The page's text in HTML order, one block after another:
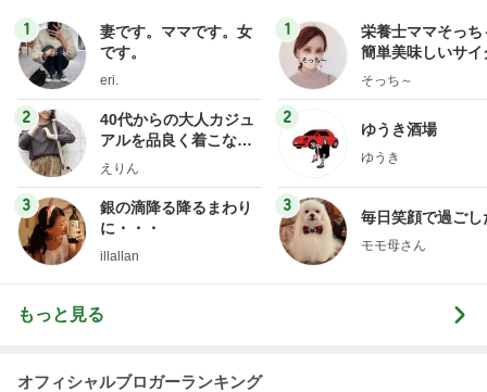
1
妻です。ママです。女
です。
eri.
2
40代からの大人カジュ
アルを品良く着こなす
ファッションブログ
えりん
3
銀の滴降る降るまわり
に・・・
illallan
1
栄養士ママそっち
簡単美味しいサイ
献立
そっち～
2
ゆうき酒場
ゆうき
3
毎日笑顔で過ごし
モモ母さん
もっと見る
オフィシャルブロガーランキング